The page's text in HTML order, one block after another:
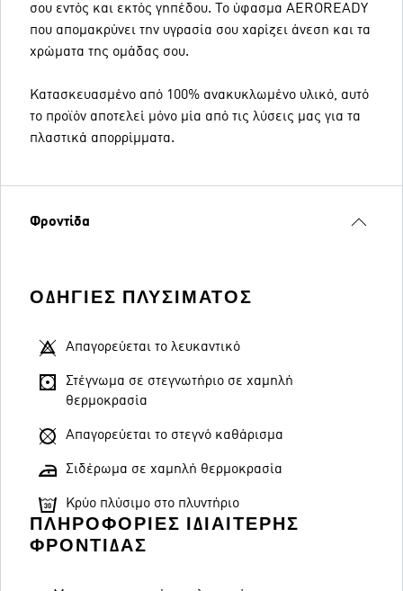
σου εντός και εκτός γηπέδου. Το ύφασμα AEROREADY
που απομακρύνει την υγρασία σου χαρίζει άνεση και τα
χρώματα της ομάδας σου.
Κατασκευασμένο από 100% ανακυκλωμένο υλικό, αυτό
το προϊόν αποτελεί μόνο μία από τις λύσεις μας για τα
πλαστικά απορρίμματα.
Φροντίδα
ΟΔΗΓΊΕΣ ΠΛΥΣΊΜΑΤΟΣ
Απαγορεύεται το λευκαντικό
Στέγνωμα σε στεγνωτήριο σε χαμηλή
θερμοκρασία
Απαγορεύεται το στεγνό καθάρισμα
Σιδέρωμα σε χαμηλή θερμοκρασία
Κρύο πλύσιμο στο πλυντήριο
ΠΛΗΡΟΦΟΡΊΕΣ ΙΔΙΑΊΤΕΡΗΣ
ΦΡΟΝΤΊΔΑΣ